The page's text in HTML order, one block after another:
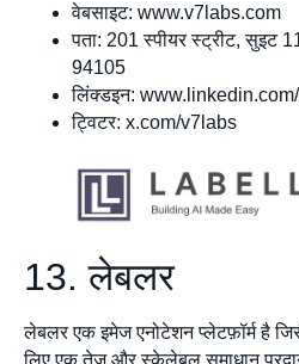
वेबसाइट: www.v7labs.com
पता: 201 स्पीयर स्ट्रीट, सुइट
94105
लिंक्डइन:
ट्विटर: x.com/v7labs
13. लेबलर
लेबलर एक इमेज एनोटेशन प्लेटफ़ॉर्म है